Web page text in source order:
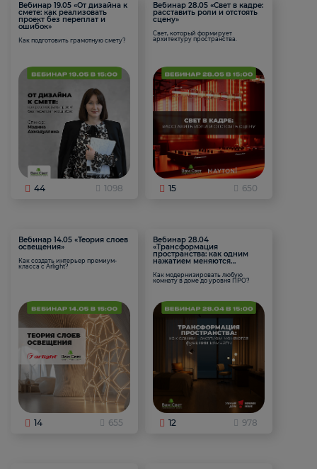
Вебинар 19.05 «От дизайна к
смете: как реализовать
проект без переплат и
ошибок»
Как подготовить грамотную смету?
44 1098
Вебинар 28.05 «Свет в кадре:
расставить роли и отстоять
сцену»
Свет, который формирует
архитектуру пространства.
15 650
Вебинар 14.05 «Теория слоев
освещения»
Как создать интерьер премиум-
класса с Arlight?
14 655
Вебинар 28.04
«Трансформация
пространства: как одним
нажатием меняются
Как модернизировать любую
комнату в доме до уровня ПРО?
12 978